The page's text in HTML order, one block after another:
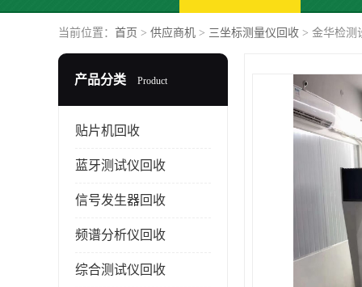
当前位置： 首页 > 供应商机 > 三坐标测量仪回收 > 金华检测
产品分类 Product
贴片机回收
蓝牙测试仪回收
信号发生器回收
频谱分析仪回收
综合测试仪回收